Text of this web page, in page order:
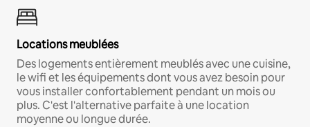
Locations meublées
Des logements entièrement meublés avec une cuisine,
le wifi et les équipements dont vous avez besoin pour
vous installer confortablement pendant un mois ou
plus. C'est l'alternative parfaite à une location
moyenne ou longue durée.